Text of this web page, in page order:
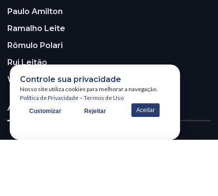
Paulo Amilton
Ramalho Leite
Rômulo Polari
Rui Leitão
Walter Santos
ASSINE A NOSSA NEWSLETTER!
Controle sua privacidade
Nosso site utiliza cookies para melhorar a navegação.
Política de Privacidade – Termos de Uso
Customizar Rejeitar Aceitar